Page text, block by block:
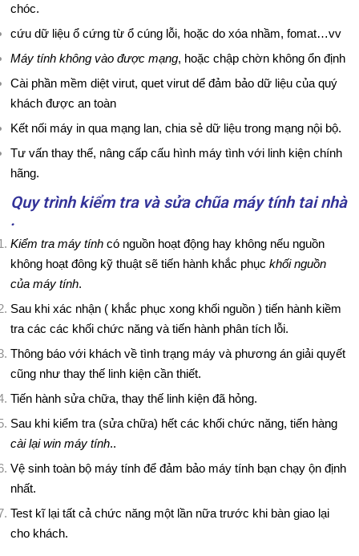
M
Á
Y
T
H
Ủ
T
H
Ậ
T
B
Ả
chóc.
cứu dữ liệu ổ cứng từ ổ cúng lỗi, hoặc do xóa nhầm, fomat…vv
Máy tính không vào được mạng, hoặc chập chờn không ổn định
Cài phần mềm diệt virut, quet virut dể đảm bảo dữ liệu của quý
khách được an toàn
Kết nối máy in qua mạng lan, chia sẻ dữ liệu trong mạng nội bộ.
Tư vấn thay thế, nâng cấp cấu hình máy tình với linh kiện chính
hãng.
Quy trình kiểm tra và sửa chũa máy tính tai nhà
.
Kiểm tra máy tính có nguồn hoạt động hay không nếu nguồn
không hoạt đông kỹ thuật sẽ tiến hành khắc phụckhối nguồn
của máy tính.
Sau khi xác nhận ( khắc phục xong khối nguồn ) tiến hành kiềm
tra các các khối chức năng và tiến hành phân tích lỗi.
Thông báo với khách về tình trạng máy và phương án giải quyết
cũng như thay thế linh kiện cần thiết.
Tiến hành sửa chữa, thay thế linh kiện đã hỏng.
Sau khi kiểm tra (sửa chữa) hết các khối chức năng, tiến hàng
cài lại win máy tính..
Vệ sinh toàn bộ máy tính để đảm bảo máy tính bạn chạy ộn định
nhất.
Test kĩ lại tất cả chức năng một lần nữa trước khi bàn giao lại
cho khách.